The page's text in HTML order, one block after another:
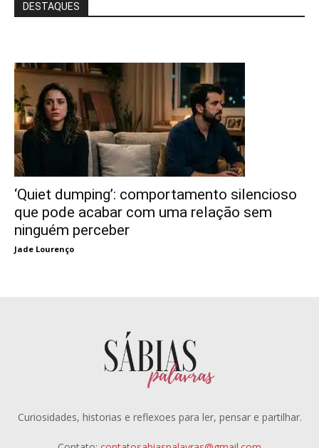
DESTAQUES
‘Quiet dumping’: comportamento silencioso
que pode acabar com uma relação sem
ninguém perceber
Jade Lourenço
Curiosidades, historias e reflexoes para ler, pensar e partilhar.